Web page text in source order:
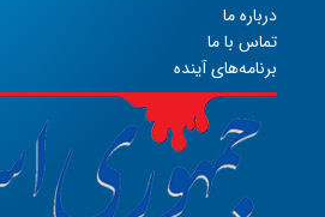
درباره ما
تماس با ما
برنامه‌های آینده